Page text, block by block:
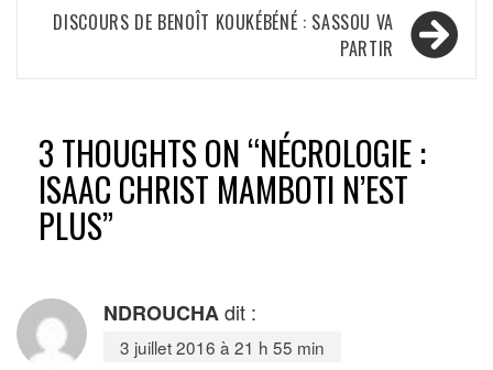
Navigation
DISCOURS DE BENOÎT KOUKÉBÉNÉ : SASSOU VA
PARTIR
3 THOUGHTS ON “NÉCROLOGIE :
ISAAC CHRIST MAMBOTI N’EST
PLUS”
NDROUCHAdit :
3 juillet 2016 à 21 h 55 min